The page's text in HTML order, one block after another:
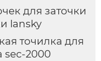
для заточки
lansky
точилка для
sec-2000